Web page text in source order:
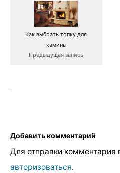
Как выбрать топку для
камина
Предыдущая запись
Добавить комментарий
Для отправки комментария
авторизоваться.